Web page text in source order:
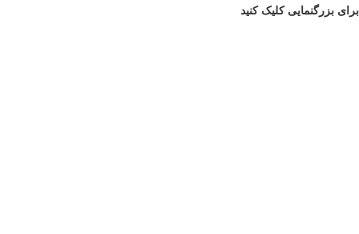
برای بزرگنمایی کلیک کنید